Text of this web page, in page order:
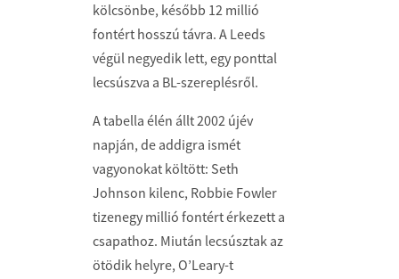
kölcsönbe, később 12 millió
fontért hosszú távra. A Leeds
végül negyedik lett, egy ponttal
lecsúszva a BL-szereplésről.
A tabella élén állt 2002 újév
napján, de addigra ismét
vagyonokat költött: Seth
Johnson kilenc, Robbie Fowler
tizenegy millió fontért érkezett a
csapathoz. Miután lecsúsztak az
ötödik helyre, O’Leary-t